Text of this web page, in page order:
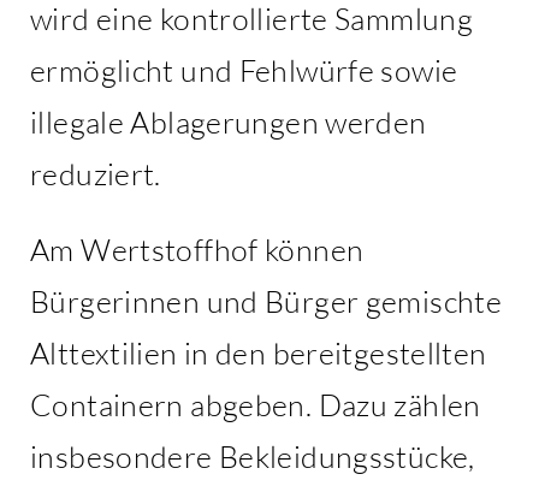
wird eine kontrollierte Sammlung
ermöglicht und Fehlwürfe sowie
illegale Ablagerungen werden
reduziert.
Am Wertstoffhof können
Bürgerinnen und Bürger gemischte
Alttextilien in den bereitgestellten
Containern abgeben. Dazu zählen
insbesondere Bekleidungsstücke,